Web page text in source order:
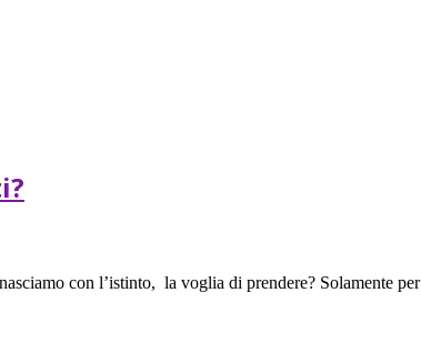
con l’istinto, la voglia di prendere? Solamente per